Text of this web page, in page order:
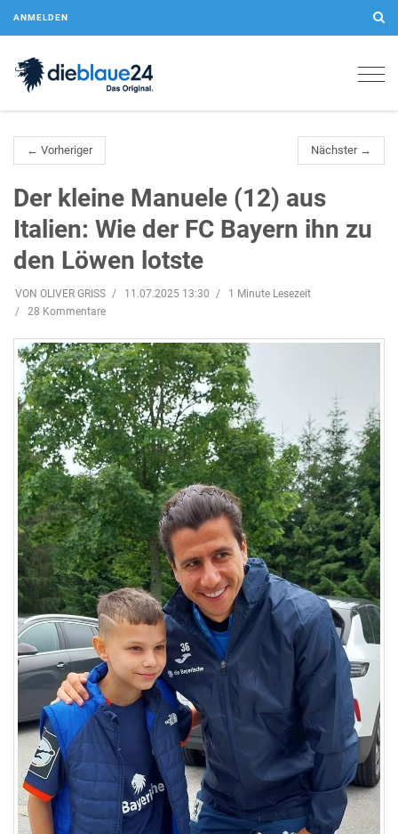
ANMELDEN
← Vorheriger Nächster →
Der kleine Manuele (12) aus
Italien: Wie der FC Bayern ihn zu
den Löwen lotste
VON OLIVER GRISS 11.07.2025 13:30
1 Minute Lesezeit
28 Kommentare